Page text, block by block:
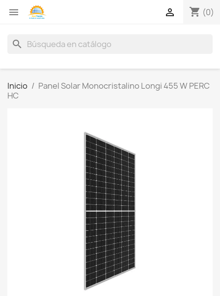
 shopping_cart (0)

search
Inicio
Panel Solar Monocristalino Longi 455 W PERC
HC